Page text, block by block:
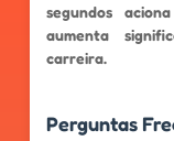
segundos
aumenta
carreira.
Perguntas